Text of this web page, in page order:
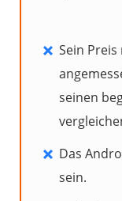
Sein
seinen
Das
sein.